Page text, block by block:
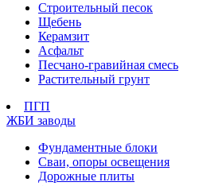
Строительный песок
Щебень
Керамзит
Асфальт
Песчано-гравийная смесь
Растительный грунт
ПГП
ЖБИ заводы
Фундаментные блоки
Сваи, опоры освещения
Дорожные плиты